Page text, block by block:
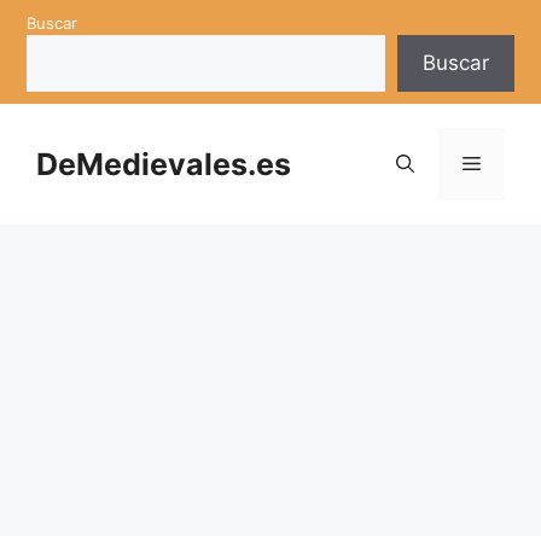
SaltarBuscar
Buscar
DeMedievales.es Menú